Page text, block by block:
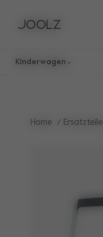
Kinderwagen
Home Ersatzteile